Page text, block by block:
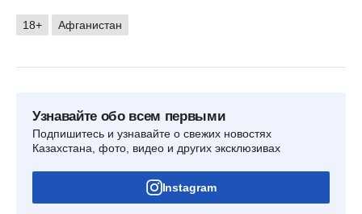
18+ Афганистан
Узнавайте обо всем первыми
Подпишитесь и узнавайте о свежих новостях
Казахстана, фото, видео и других эксклюзивах
Instagram